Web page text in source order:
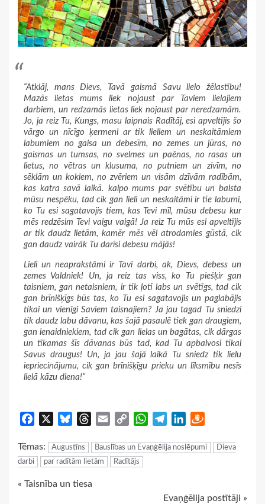
“Atklāj, mans Dievs, Tavā gaismā Savu lielo žēlastību!
Mazās lietas mums liek nojaust par Taviem lielajiem
darbiem, un redzamās lietas liek nojaust par neredzamām.
Jo, ja reiz Tu, Kungs, masu laipnais Radītāj, esi apveltījis šo
vārgo un nīcīgo ķermeni ar tik lieliem un neskaitāmiem
labumiem no gaisa un debesīm, no zemes un jūras, no
gaismas un tumsas, no svelmes un paēnas, no rasas un
lietus, no vētras un klusuma, no putniem un zivīm, no
sēklām un kokiem, no zvēriem un visām dzīvām radībām,
kas katra savā laikā. kalpo mums par svētību un balsta
mūsu nespēku, tad cik gan lieli un neskaitāmi ir tie labumi,
ko Tu esi sagatavojis tiem, kas Tevi mīl, mūsu debesu kur
mēs redzēsim Tevi vaigu vaigā! Ja reiz Tu mūs esi apveltījis
ar tik daudz lietām, kamēr mēs vēl atrodamies gūstā, cik
gan daudz vairāk Tu darīsi debesu mājās!
Lieli un neaprakstāmi ir Tavi darbi, ak, Dievs, debess un
zemes Valdniek! Un, ja reiz tas viss, ko Tu piešķir gan
taisniem, gan netaisniem, ir tik ļoti labs un svētīgs, tad cik
gan brīnišķīgs būs tas, ko Tu esi sagatavojis un paglabājis
tikai un vienīgi Saviem taisnajiem? Ja jau tagad Tu sniedzi
tik daudz labu dāvanu, kas šajā pasaulē tiek gan draugiem,
gan ienaidniekiem, tad cik gan lielas un bagātas, cik dārgas
un tīkamas šīs dāvanas būs tad, kad Tu apbalvosi tikai
Savus draugus! Un, ja jau šajā laikā Tu sniedz tik lielu
iepriecinājumu, cik gan brīnišķīgu prieku un līksmību nesīs
lielā kāzu diena!”
Facebook BlueskyThreads
Email
Copy
WhatsApp
TelegramLinkedIn
Tēmas: Augustīns Bauslības un Evaņģēlija noslēpumi
Dieva
darbi
par radītām lietām Radītājs
Continue
« Taisnība un tiesa
Evaņģēlija postītāji »